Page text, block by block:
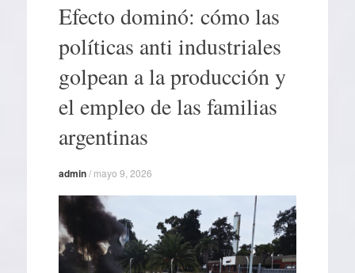
contenidoEfecto dominó: cómo las
políticas anti industriales
golpean a la producción y
el empleo de las familias
argentinas
admin/ mayo 9, 2026